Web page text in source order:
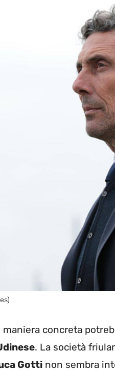
concreta
. La società
Gotti non sembra